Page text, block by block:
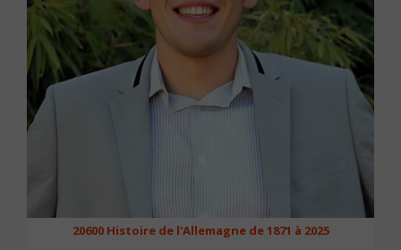
20600 Histoire de l'Allemagne de 1871 à 2025